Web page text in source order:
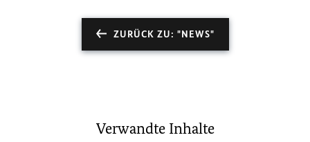
ZURÜCK ZU: "NEWS"
Verwandte Inhalte